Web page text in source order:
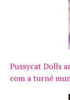
Pussycat Dolls
com a turnê